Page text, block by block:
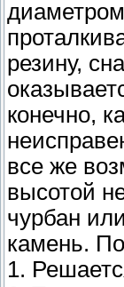
резину,
конечно,
все же
высотой
чурбан
камень.
1.